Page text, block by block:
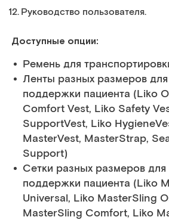
Руководство пользователя.
Доступные опции:
Ремень для
Ленты разных размеров
поддержки пациента (Liko
Comfort Vest, Liko Safety
SupportVest, Liko
MasterVest, MasterStrap,
Support)
Сетки разных размеров
поддержки пациента (Liko
Universal, Liko MasterSling
MasterSling Comfort, Liko